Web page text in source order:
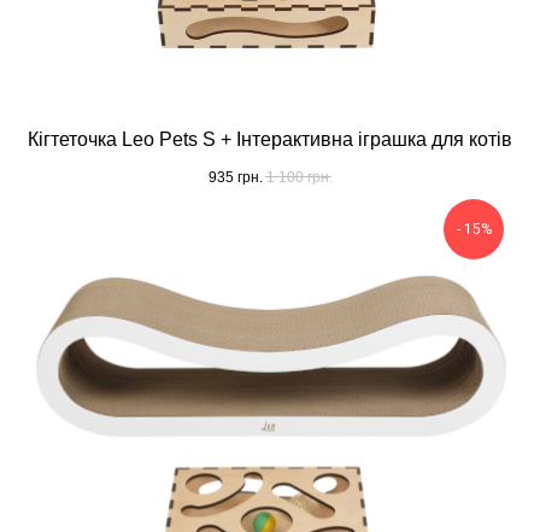
Кігтеточка Leo Pets S + Інтерактивна іграшка для котів
935 грн. 1 100 грн.
- 15%